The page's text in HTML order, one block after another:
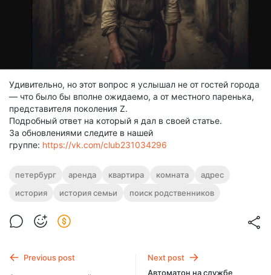
Удивительно, но этот вопрос я услышал не от гостей города
— что было бы вполне ожидаемо, а от местного паренька,
представителя поколения Z.
Подробный ответ на который я дал в своей статье.
За обновлениями следите в нашей
группе: https://vk.com/club231034296
петербург аренда квартира комната
адрес
история
история семьи поиск родственников
Previous post
Next post
Автоматон на службе